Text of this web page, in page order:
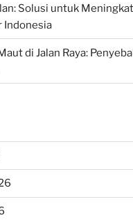
Solusi untuk
Indonesia
di Jalan Raya: